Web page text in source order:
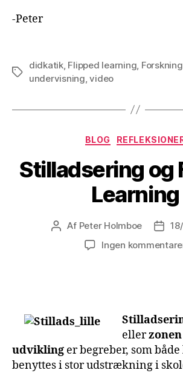
-Peter
Tags
didkatik, Flipped learning Forskning
undervisning ,video
BLOG
Stilladsering og
Learning
Indlægsforfatter
Af Peter Holmboe
Ingen
eller
udvikling er begreber, som både
benyttes i stor udstrækning i